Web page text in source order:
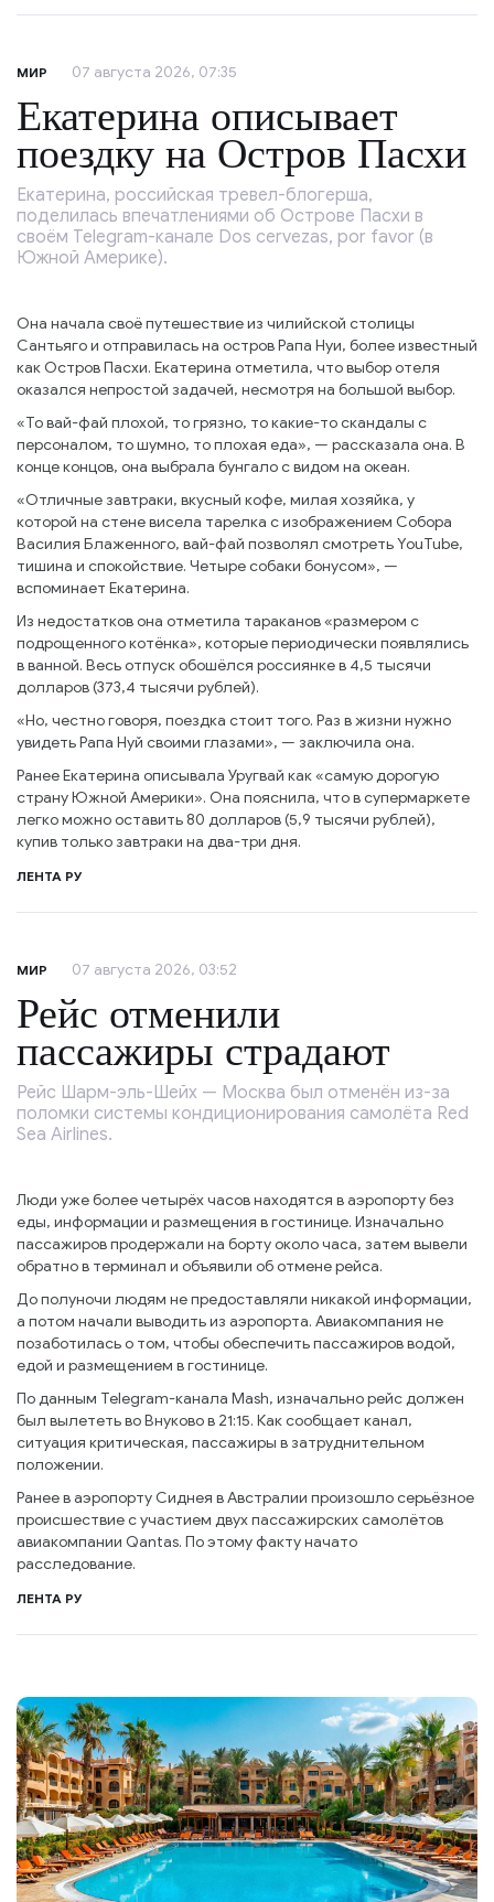
МИР 07 августа 2026, 07:35
Екатерина описывает
поездку на Остров Пасхи
Екатерина, российская тревел-блогерша,
поделилась впечатлениями об Острове Пасхи в
своём Telegram-канале Dos cervezas, por favor (в
Южной Америке).
Она начала своё путешествие из чилийской столицы
Сантьяго и отправилась на остров Рапа Нуи, более известный
как Остров Пасхи. Екатерина отметила, что выбор отеля
оказался непростой задачей, несмотря на большой выбор.
«То вай-фай плохой, то грязно, то какие-то скандалы с
персоналом, то шумно, то плохая еда», — рассказала она. В
конце концов, она выбрала бунгало с видом на океан.
«Отличные завтраки, вкусный кофе, милая хозяйка, у
которой на стене висела тарелка с изображением Собора
Василия Блаженного, вай-фай позволял смотреть YouTube,
тишина и спокойствие. Четыре собаки бонусом», —
вспоминает Екатерина.
Из недостатков она отметила тараканов «размером с
подрощенного котёнка», которые периодически появлялись
в ванной. Весь отпуск обошёлся россиянке в 4,5 тысячи
долларов (373,4 тысячи рублей).
«Но, честно говоря, поездка стоит того. Раз в жизни нужно
увидеть Рапа Нуй своими глазами», — заключила она.
Ранее Екатерина описывала Уругвай как «самую дорогую
страну Южной Америки». Она пояснила, что в супермаркете
легко можно оставить 80 долларов (5,9 тысячи рублей),
купив только завтраки на два-три дня.
ЛЕНТА РУ
МИР 07 августа 2026, 03:52
Рейс отменили
пассажиры страдают
Рейс Шарм-эль-Шейх — Москва был отменён из-за
поломки системы кондиционирования самолёта Red
Sea Airlines.
Люди уже более четырёх часов находятся в аэропорту без
еды, информации и размещения в гостинице. Изначально
пассажиров продержали на борту около часа, затем вывели
обратно в терминал и объявили об отмене рейса.
До полуночи людям не предоставляли никакой информации,
а потом начали выводить из аэропорта. Авиакомпания не
позаботилась о том, чтобы обеспечить пассажиров водой,
едой и размещением в гостинице.
По данным Telegram-канала Mash, изначально рейс должен
был вылететь во Внуково в 21:15. Как сообщает канал,
ситуация критическая, пассажиры в затруднительном
положении.
Ранее в аэропорту Сиднея в Австралии произошло серьёзное
происшествие с участием двух пассажирских самолётов
авиакомпании Qantas. По этому факту начато
расследование.
ЛЕНТА РУ